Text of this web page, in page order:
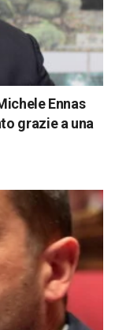
Ennas
grazie a una